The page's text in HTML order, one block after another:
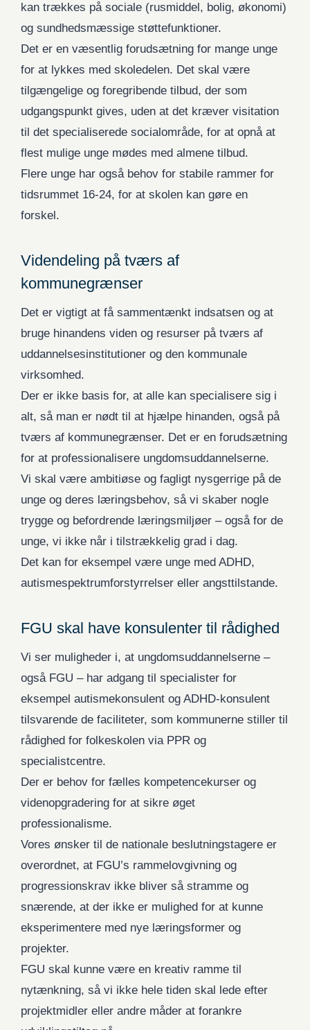
kan trækkes på sociale (rusmiddel, bolig, økonomi)
og sundhedsmæssige støttefunktioner.
Det er en væsentlig forudsætning for mange unge
for at lykkes med skoledelen. Det skal være
tilgængelige og foregribende tilbud, der som
udgangspunkt gives, uden at det kræver visitation
til det specialiserede socialområde, for at opnå at
flest mulige unge mødes med almene tilbud.
Flere unge har også behov for stabile rammer for
tidsrummet 16-24, for at skolen kan gøre en
forskel.
Videndeling på tværs af
kommunegrænser
Det er vigtigt at få sammentænkt indsatsen og at
bruge hinandens viden og resurser på tværs af
uddannelsesinstitutioner og den kommunale
virksomhed.
Der er ikke basis for, at alle kan specialisere sig i
alt, så man er nødt til at hjælpe hinanden, også på
tværs af kommunegrænser. Det er en forudsætning
for at professionalisere ungdomsuddannelserne.
Vi skal være ambitiøse og fagligt nysgerrige på de
unge og deres læringsbehov, så vi skaber nogle
trygge og befordrende læringsmiljøer – også for de
unge, vi ikke når i tilstrækkelig grad i dag.
Det kan for eksempel være unge med ADHD,
autismespektrumforstyrrelser eller angsttilstande.
FGU skal have konsulenter til rådighed
Vi ser muligheder i, at ungdomsuddannelserne –
også FGU – har adgang til specialister for
eksempel autismekonsulent og ADHD-konsulent
tilsvarende de faciliteter, som kommunerne stiller til
rådighed for folkeskolen via PPR og
specialistcentre.
Der er behov for fælles kompetencekurser og
videnopgradering for at sikre øget
professionalisme.
Vores ønsker til de nationale beslutningstagere er
overordnet, at FGU’s rammelovgivning og
progressionskrav ikke bliver så stramme og
snærende, at der ikke er mulighed for at kunne
eksperimentere med nye læringsformer og
projekter.
FGU skal kunne være en kreativ ramme til
nytænkning, så vi ikke hele tiden skal lede efter
projektmidler eller andre måder at forankre